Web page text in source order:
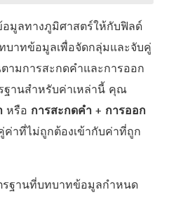
มูลทางภูมิศาสตร์ให้กับฟิลด์
าทข้อมูลเพื่อจัดกลุ่มและจับคู่
มการสะกดคำและการออก
ฐานสำหรับค่าเหล่านี้ คุณ
หรือ การสะกดคำ + การออก
ค่าที่ไม่ถูกต้องเข้ากับค่าที่ถูก
รฐานที่บทบาทข้อมูลกำหนด